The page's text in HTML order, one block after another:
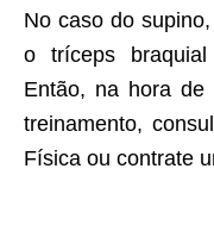
No caso do
o tríceps braquial
Então, na hora de
treinamento,
Física ou contrate